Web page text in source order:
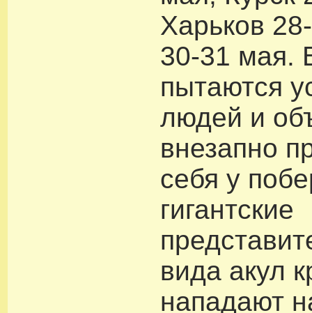
Харьков
30-31 мая.
пытаются
людей и
внезапно
себя у
гигантские
вида акул
нападают